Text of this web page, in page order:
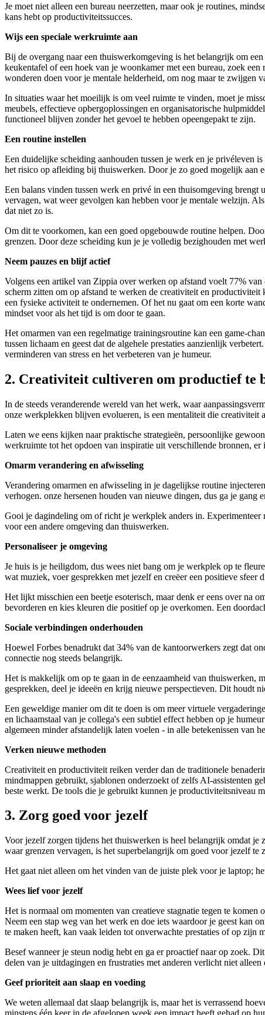
Je moet niet alleen een bureau neerzetten, maar ook je routines,
kans hebt op productiviteitssucces.
Wijs een speciale werkruimte aan
Bij de overgang naar een thuiswerkomgeving is het belangrijk om
keukentafel of een hoek van je woonkamer met een bureau, zoek
wonderen doen voor je mentale helderheid, om nog maar te zwijgen
In situaties waar het moeilijk is om veel ruimte te vinden, moet je
meubels, effectieve opbergoplossingen en organisatorische
functioneel blijven zonder het gevoel te hebben opeengepakt te zijn.
Een routine instellen
Een duidelijke scheiding aanhouden tussen je werk en je privéleven
het risico op afleiding bij thuiswerken. Door je zo goed mogelijk aan
Een balans vinden tussen werk en privé in een thuisomgeving
vervagen, wat weer gevolgen kan hebben voor je mentale welzijn.
dat niet zo is.
Om dit te voorkomen, kan een goed opgebouwde routine helpen.
grenzen. Door deze scheiding kun je je volledig bezighouden met
Neem pauzes en blijf actief
Volgens een artikel van Zippia over werken op afstand voelt 77%
scherm zitten om op afstand te werken de creativiteit en
een fysieke activiteit te ondernemen. Of het nu gaat om een korte
mindset voor als het tijd is om door te gaan.
Het omarmen van een regelmatige trainingsroutine kan een game-
tussen lichaam en geest dat de algehele prestaties aanzienlijk
verminderen van stress en het verbeteren van je humeur.
2. Creativiteit cultiveren om productief te
In de steeds veranderende wereld van het werk, waar
onze werkplekken blijven evolueren, is een mentaliteit die creativiteit
Laten we eens kijken naar praktische strategieën, persoonlijke
werkruimte tot het opdoen van inspiratie uit verschillende bronnen,
Omarm verandering en afwisseling
Verandering omarmen en afwisseling in je dagelijkse routine
verhogen. onze hersenen houden van nieuwe dingen, dus ga je
Gooi je dagindeling om of richt je werkplek anders in. Experimenteer
voor een andere omgeving dan thuiswerken.
Personaliseer je omgeving
Je huis is je heiligdom, dus wees niet bang om je werkplek op te
wat muziek, voer gesprekken met jezelf en creëer een positieve
Het lijkt misschien een beetje esoterisch, maar denk er eens over na
bevorderen en kies kleuren die positief op je overkomen. Een
Sociale verbindingen onderhouden
Hoewel Forbes benadrukt dat 34% van de kantoorwerkers zegt dat
connectie nog steeds belangrijk.
Het is makkelijk om op te gaan in de eenzaamheid van thuiswerken,
gesprekken, deel je ideeën en krijg nieuwe perspectieven. Dit houdt
Een geweldige manier om dit te doen is om meer virtuele
en lichaamstaal van je collega's een subtiel effect hebben op je
algemeen minder afstandelijk laten voelen - in alle betekenissen van
Verken nieuwe methoden
Creativiteit en productiviteit reiken verder dan de traditionele
mindmappen gebruikt, sjablonen onderzoekt of zelfs AI-assistenten
beste werkt. De tools die je gebruikt kunnen je productiviteitsniveau
3. Zorg goed voor jezelf
Voor jezelf zorgen tijdens het thuiswerken is heel belangrijk omdat
waar grenzen vervagen, is het superbelangrijk om goed voor jezelf te
Het gaat niet alleen om het vinden van de juiste plek voor je laptop;
Wees lief voor jezelf
Het is normaal om momenten van creatieve stagnatie tegen te
Neem een stap weg van het werk en doe iets waardoor je geest kan
te maken heeft, kan vaak leiden tot onverwachte prestaties of op zijn
Besef wanneer je steun nodig hebt en ga er proactief naar op zoek.
delen van je uitdagingen en frustraties met anderen verlicht niet
Geef prioriteit aan slaap en voeding
We weten allemaal dat slaap belangrijk is, maar het is verrassend